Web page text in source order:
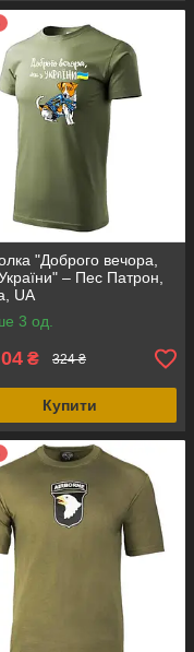
"Доброго вечора,
– Пес Патрон,
UA
3 од.
₴ 324 ₴
Купити